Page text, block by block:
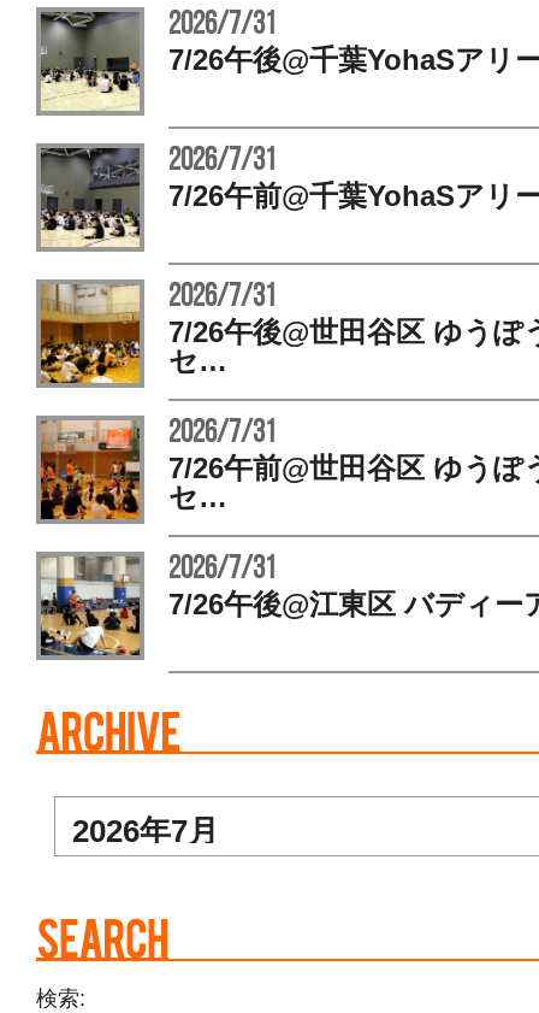
2026/7/31
7/26午後@千葉YohaSア
2026/7/31
7/26午前@千葉YohaSア
2026/7/31
7/26午後@世田谷区 ゆうぽ
セ…
2026/7/31
7/26午前@世田谷区 ゆうぽ
セ…
2026/7/31
7/26午後@江東区 バディ
検索: